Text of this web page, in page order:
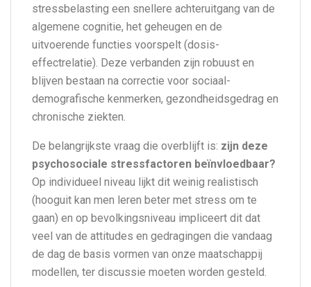
stressbelasting een snellere achteruitgang van de
algemene cognitie, het geheugen en de
uitvoerende functies voorspelt (dosis-
effectrelatie). Deze verbanden zijn robuust en
blijven bestaan na correctie voor sociaal-
demografische kenmerken, gezondheidsgedrag en
chronische ziekten.
De belangrijkste vraag die overblijft is: zijn deze
psychosociale stressfactoren beïnvloedbaar?
Op individueel niveau lijkt dit weinig realistisch
(hooguit kan men leren beter met stress om te
gaan) en op bevolkingsniveau impliceert dit dat
veel van de attitudes en gedragingen die vandaag
de dag de basis vormen van onze maatschappij
modellen, ter discussie moeten worden gesteld.